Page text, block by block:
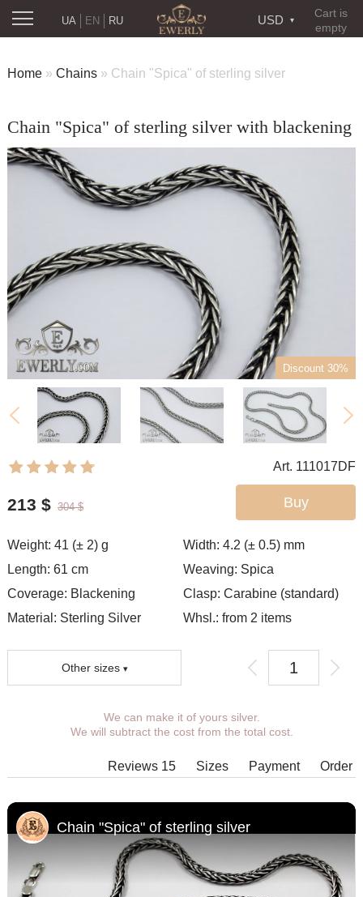
Cart is
empty
USD
RU
UA EN
Home » Chains » Chain "Spica" of sterling silver
Chain "Spica" of sterling silver with blackening
Discount 30%
Art. 111017DF
Buy
213 $ 304 $
Weight: 41 (± 2) g Width:4.2 (± 0.5) mm
Length: 61 cm Weaving: Spica
Coverage: Blackening Clasp:Carabine (standard)
Material: Sterling Silver
Whsl.: from 2 items
Other sizes
You can choose coverage, weight,
length, width, clasp.
width, length and weight cannot be
We can make it of yours silver.
We will subtract the cost from the total cost.
Reviews 15 Order
Payment
Sizes
Chain "Spica" of sterling silver